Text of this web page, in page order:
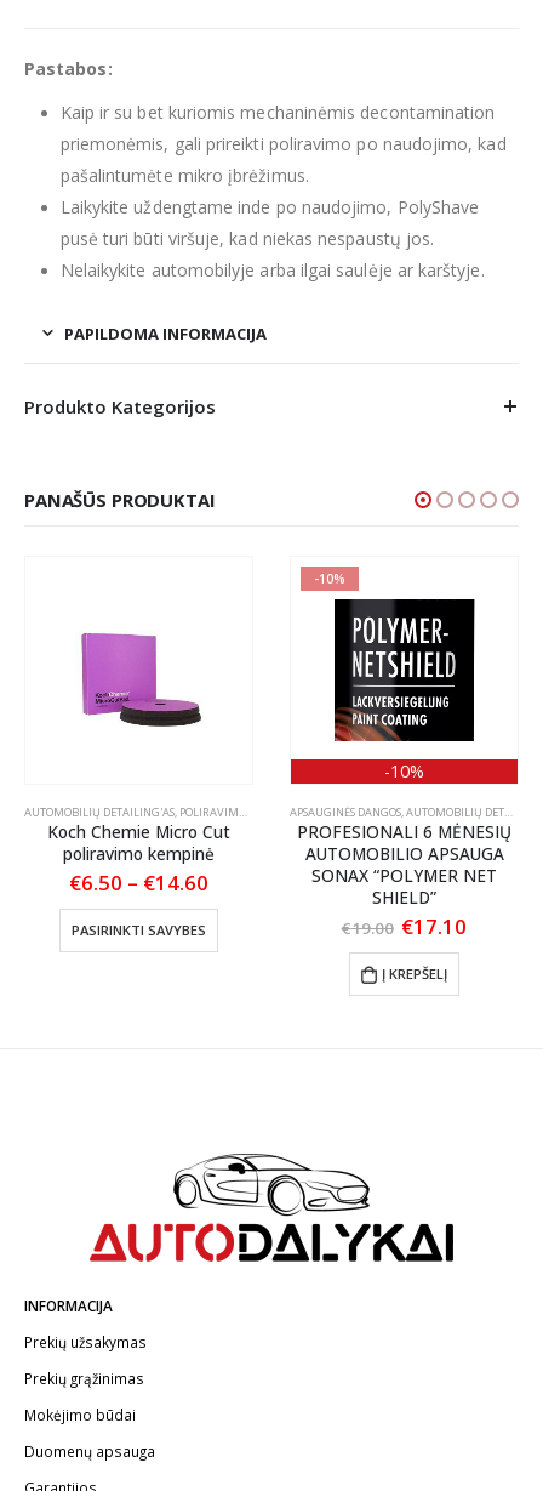
Pastabos:
Kaip ir su bet kuriomis mechaninėmis decontamination
priemonėmis, gali prireikti poliravimo po naudojimo, kad
pašalintumėte mikro įbrėžimus.
Laikykite uždengtame inde po naudojimo, PolyShave
pusė turi būti viršuje, kad niekas nespaustų jos.
Nelaikykite automobilyje arba ilgai saulėje ar karštyje.
PAPILDOMA INFORMACIJA
Produkto Kategorijos
PANAŠŪS PRODUKTAI
PASTOS
AUTOMOBILIŲ DETAILING'AS, POLIRAVIMO PADAI
Koch Chemie Micro Cut
poliravimo kempinė
€6.50 – €14.60
€14.60
PASIRINKTI SAVYBES
This product has multiple variants. The options may be chosen on the product page
-10%
-10%
APSAUGINĖS DANGOS,AUTOMOBILIŲ DETAILING'AS
PROFESIONALI 6 MĖNESIŲ
AUTOMOBILIO APSAUGA
SONAX “POLYMER NET
SHIELD”
€19.00 Original
was:
€19.00.
€17.10
Į KREPŠELĮ
INFORMACIJA
Prekių užsakymas
Prekių grąžinimas
Mokėjimo būdai
Duomenų apsauga